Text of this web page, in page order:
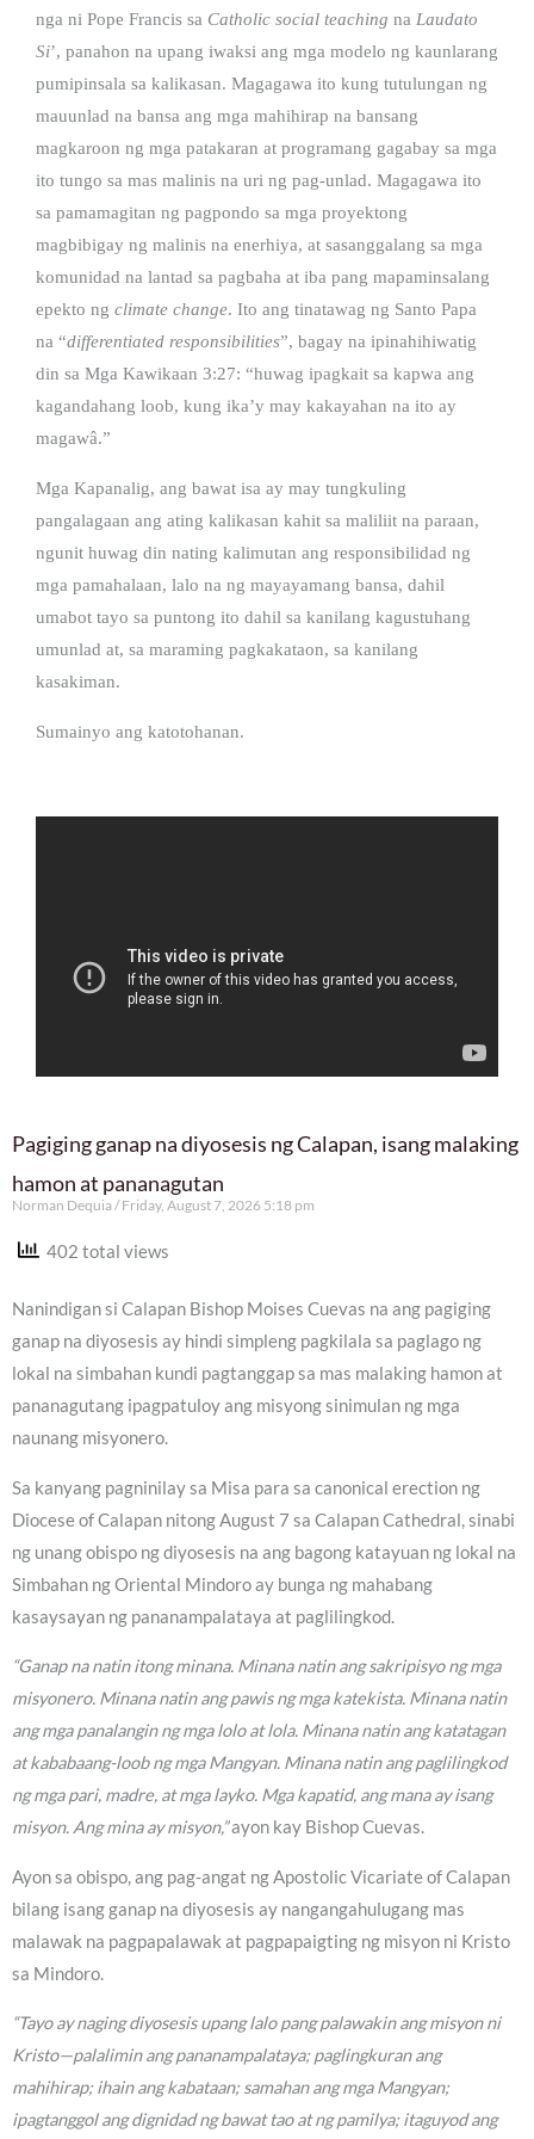
nga ni Pope Francis sa Catholic social teaching na Laudato
Si’, panahon na upang iwaksi ang mga modelo ng kaunlarang
pumipinsala sa kalikasan. Magagawa ito kung tutulungan ng
mauunlad na bansa ang mga mahihirap na bansang
magkaroon ng mga patakaran at programang gagabay sa mga
ito tungo sa mas malinis na uri ng pag-unlad. Magagawa ito
sa pamamagitan ng pagpondo sa mga proyektong
magbibigay ng malinis na enerhiya, at sasanggalang sa mga
komunidad na lantad sa pagbaha at iba pang mapaminsalang
epekto ng climate change. Ito ang tinatawag ng Santo Papa
na “differentiated responsibilities”, bagay na ipinahihiwatig
din sa Mga Kawikaan 3:27: “huwag ipagkait sa kapwa ang
kagandahang loob, kung ika’y may kakayahan na ito ay
magawâ.”
Mga Kapanalig, ang bawat isa ay may tungkuling
pangalagaan ang ating kalikasan kahit sa maliliit na paraan,
ngunit huwag din nating kalimutan ang responsibilidad ng
mga pamahalaan, lalo na ng mayayamang bansa, dahil
umabot tayo sa puntong ito dahil sa kanilang kagustuhang
umunlad at, sa maraming pagkakataon, sa kanilang
kasakiman.
Sumainyo ang katotohanan.
Pagiging ganap na diyosesis ng Calapan, isang malaking
hamon at pananagutan
Norman Dequia Friday, August 7, 2026 5:18 pm
402 total views
Nanindigan si Calapan Bishop Moises Cuevas na ang pagiging
ganap na diyosesis ay hindi simpleng pagkilala sa paglago ng
lokal na simbahan kundi pagtanggap sa mas malaking hamon at
pananagutang ipagpatuloy ang misyong sinimulan ng mga
naunang misyonero.
Sa kanyang pagninilay sa Misa para sa canonical erection ng
Diocese of Calapan nitong August 7 sa Calapan Cathedral, sinabi
ng unang obispo ng diyosesis na ang bagong katayuan ng lokal na
Simbahan ng Oriental Mindoro ay bunga ng mahabang
kasaysayan ng pananampalataya at paglilingkod.
“Ganap na natin itong minana. Minana natin ang sakripisyo ng mga
misyonero. Minana natin ang pawis ng mga katekista. Minana natin
ang mga panalangin ng mga lolo at lola. Minana natin ang katatagan
at kababaang-loob ng mga Mangyan. Minana natin ang paglilingkod
ng mga pari, madre, at mga layko. Mga kapatid, ang mana ay isang
misyon. Ang mina ay misyon,”ayon kay Bishop Cuevas.
Ayon sa obispo, ang pag-angat ng Apostolic Vicariate of Calapan
bilang isang ganap na diyosesis ay nangangahulugang mas
malawak na pagpapalawak at pagpapaigting ng misyon ni Kristo
sa Mindoro.
“Tayo ay naging diyosesis upang lalo pang palawakin ang misyon ni
Kristo—palalimin ang pananampalataya; paglingkuran ang
mahihirap; ihain ang kabataan; samahan ang mga Mangyan;
ipagtanggol ang dignidad ng bawat tao at ng pamilya; itaguyod ang